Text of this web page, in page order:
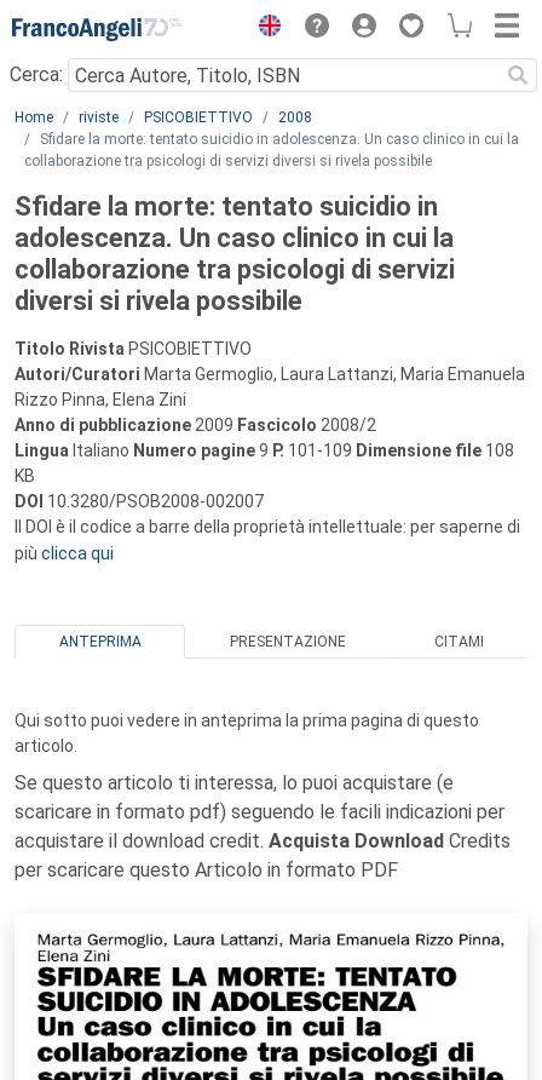
Menu
Cerca:
Main content
Home riviste PSICOBIETTIVO
2008
Sfidare la morte: tentato suicidio in adolescenza. Un caso clinico in cui la
collaborazione tra psicologi di servizi diversi si rivela possibile
Sfidare la morte: tentato suicidio in
adolescenza. Un caso clinico in cui la
collaborazione tra psicologi di servizi
diversi si rivela possibile
Titolo Rivista PSICOBIETTIVO
Autori/Curatori Marta Germoglio, Laura Lattanzi, Maria Emanuela
Rizzo Pinna, Elena Zini
Anno di pubblicazione 2009 Fascicolo 2008/2
Lingua Italiano Numero pagine9 P. 101-109 Dimensione file 108
KB
DOI 10.3280/PSOB2008-002007
Il DOI è il codice a barre della proprietà intellettuale: per saperne di
più clicca qui
ANTEPRIMA PRESENTAZIONE CITAMI
Qui sotto puoi vedere in anteprima la prima pagina di questo
articolo.
Se questo articolo ti interessa, lo puoi acquistare (e
scaricare in formato pdf) seguendo le facili indicazioni per
acquistare il download credit. Acquista Download Credits
per scaricare questo Articolo in formato PDF